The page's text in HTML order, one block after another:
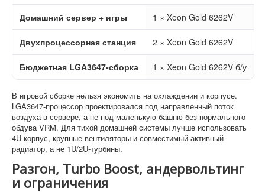
Домашний сервер + игры 1 × Xeon Gold 6262V
Двухпроцессорная станция 2 × Xeon Gold 6262V
Бюджетная LGA3647-сборка 1 × Xeon Gold 6262V б/у
В игровой сборке нельзя экономить на охлаждении и корпусе.
LGA3647-процессор проектировался под направленный поток
воздуха в сервере, а не под маленькую башню без нормального
обдува VRM. Для тихой домашней системы лучше использовать
4U-корпус, крупные вентиляторы и совместимый активный
радиатор, а не 1U/2U-турбины.
Разгон, Turbo Boost, андервольтинг
и ограничения